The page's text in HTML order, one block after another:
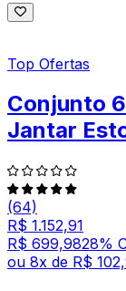
Top Ofertas
Conjunto
Jantar
(64)
R$ 1.152,91
R$ 699,9828%
ou 8x de R$